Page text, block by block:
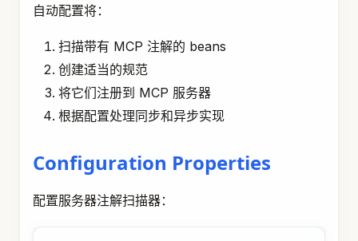
自动配置将：
扫描带有 MCP 注解的 beans
创建适当的规范
将它们注册到 MCP 服务器
根据配置处理同步和异步实现
Configuration Properties
配置服务器注解扫描器：